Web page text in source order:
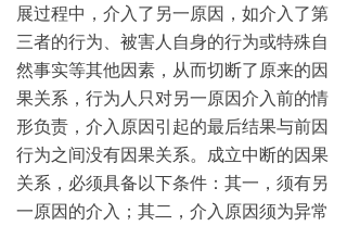
展过程中，介入了另一原因，如介入了第
三者的行为、被害人自身的行为或特殊自
然事实等其他因素，从而切断了原来的因
果关系，行为人只对另一原因介入前的情
形负责，介入原因引起的最后结果与前因
行为之间没有因果关系。成立中断的因果
关系，必须具备以下条件：其一，须有另
一原因的介入；其二，介入原因须为异常